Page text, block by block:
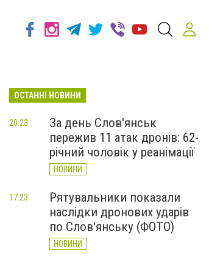
ОСТАННІ НОВИНИ
За день Слов'янськ
пережив 11 атак дронів: 62-
річний чоловік у реанімації
НОВИНИ
20:23
Рятувальники показали
наслідки дронових ударів
по Слов'янську (ФОТО)
НОВИНИ
17:23